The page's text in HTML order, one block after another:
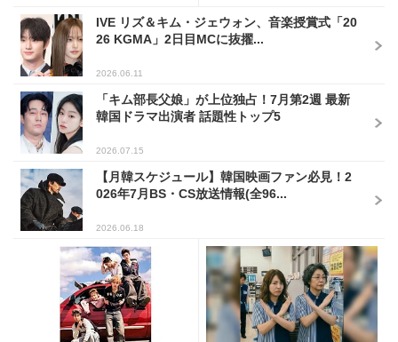
IVE リズ＆キム・ジェウォン、音楽授賞式「20
26 KGMA」2日目MCに抜擢...
2026.06.11
「キム部長父娘」が上位独占！7月第2週 最新
韓国ドラマ出演者 話題性トップ5
2026.07.15
【月韓スケジュール】韓国映画ファン必見！2
026年7月BS・CS放送情報(全96...
2026.06.18